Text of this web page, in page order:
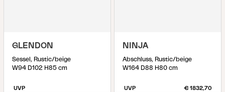
GLENDON
Sessel, Rustic/beige
W94 D102 H85 cm
UVP
NINJA
Abschluss, Rustic/beige
W164 D88 H80 cm
UVP € 1832,70